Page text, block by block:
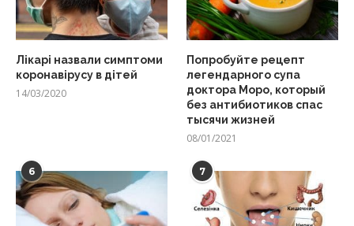
Лікарі назвали симптоми
коронавірусу в дітей
14/03/2020
Попробуйте рецепт
легендарного супа
доктора Моро, который
без антибиотиков спас
тысячи жизней
08/01/2021
6 7